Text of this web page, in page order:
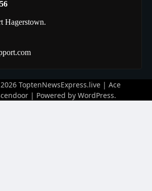
Hagerstown.
ToptenNewsExpress.live | Ace
| Powered by WordPress.